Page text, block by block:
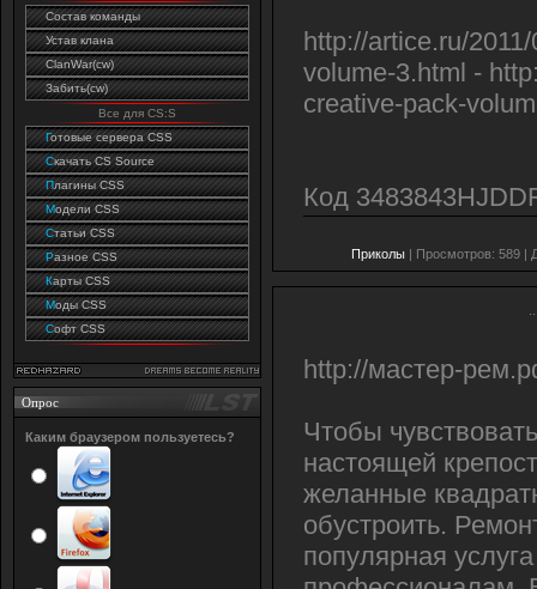
Состав команды
Устав клана
ClanWar(cw)
Забить(cw)
Все для CS:S
Готовые сервера CSS
Cкачать CS Source
Плагины CSS
Модели CSS
Статьи CSS
Разное CSS
Карты CSS
Моды CSS
Софт CSS
Опрос
Каким браузером пользуетесь?
http://artice.ru/
volume-3.html -
creative-pack-
Код
Приколы | Просмотров: 589 |
http://мастер-
Чтобы
настоящей
желанные
обустроить.
популярная